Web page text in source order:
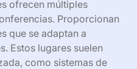
ofrecen múltiples
Proporcionan
que se adaptan a
Estos lugares suelen
como sistemas de